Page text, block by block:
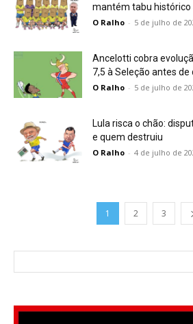
mantém tabu histórico
O Ralho - 5 de julho de
Ancelotti cobra
7,5 à Seleção antes de
O Ralho - 5 de julho de
Lula risca o chão:
e quem destruiu
O Ralho - 4 de julho de
1 2 3